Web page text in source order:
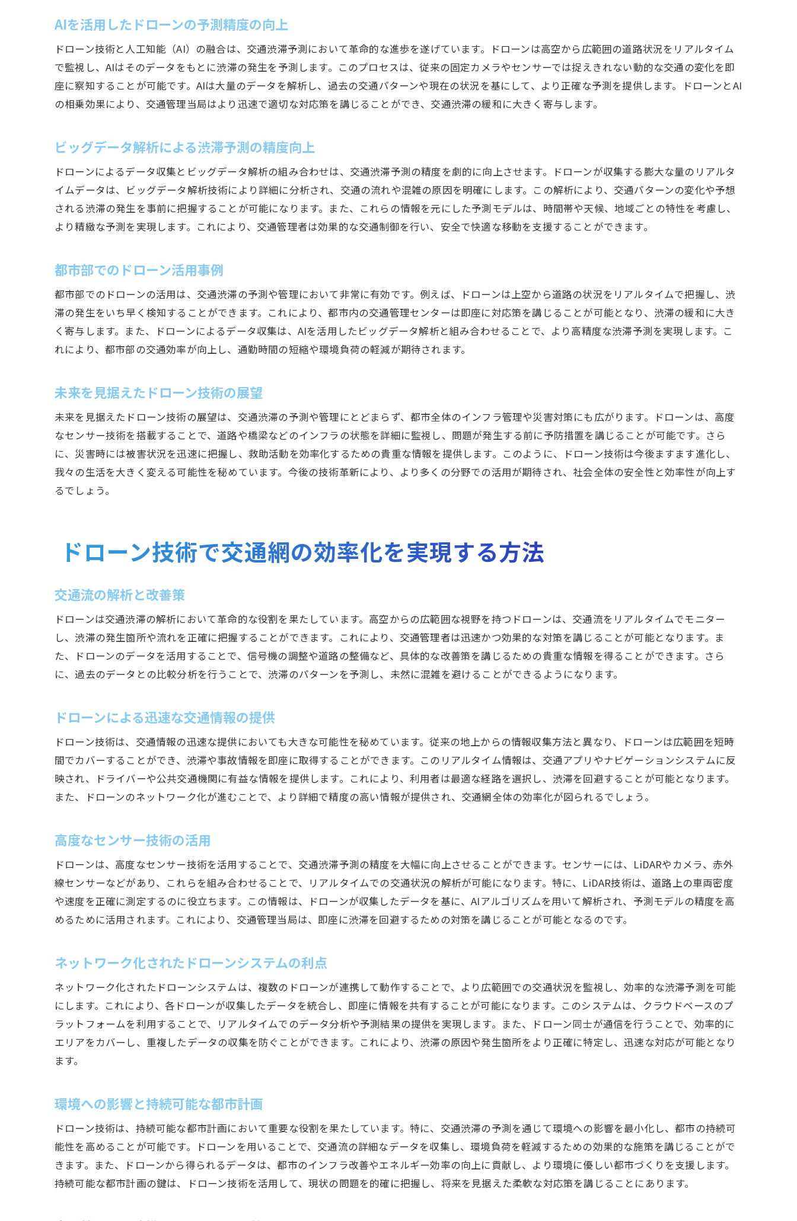
精密な地形データの取得と利用
過去のデータを活かした予測モデル
最新技術導入による予測能力の強化
ドローンが交通渋滞を解消する未来への一歩
将来的な技術発展とその展望
スマートシティへの道を開くドローン
持続可能な発展を目指した取り組み
ドローンを活用した交通情報の革新的管理手法
交通データのリアルタイム配信
市民との協力による情報精度の向上
革新的テクノロジーの交通管理への応用
渋滞予測におけるドローンの技術的進展とその影響
セキュリティとプライバシーの確保
ドローンが交通網の未来をどのように変えるのか
都市計画におけるドローンの役割
地方都市におけるドローン活用の可能性
新たな交通エコシステムの形成
国際競争力強化のカギとなる技術革新
AIを活用したドローンの予測精度の向上
ドローン技術と人工知能（AI）の融合は、交通渋滞予測において革命的な進歩を遂げています。ドローンは高空から広範囲の道路状況をリアルタイム
で監視し、AIはそのデータをもとに渋滞の発生を予測します。このプロセスは、従来の固定カメラやセンサーでは捉えきれない動的な交通の変化を即
座に察知することが可能です。AIは大量のデータを解析し、過去の交通パターンや現在の状況を基にして、より正確な予測を提供します。ドローンとAI
の相乗効果により、交通管理当局はより迅速で適切な対応策を講じることができ、交通渋滞の緩和に大きく寄与します。
ビッグデータ解析による渋滞予測の精度向上
ドローンによるデータ収集とビッグデータ解析の組み合わせは、交通渋滞予測の精度を劇的に向上させます。ドローンが収集する膨大な量のリアルタ
イムデータは、ビッグデータ解析技術により詳細に分析され、交通の流れや混雑の原因を明確にします。この解析により、交通パターンの変化や予想
される渋滞の発生を事前に把握することが可能になります。また、これらの情報を元にした予測モデルは、時間帯や天候、地域ごとの特性を考慮し、
より精緻な予測を実現します。これにより、交通管理者は効果的な交通制御を行い、安全で快適な移動を支援することができます。
都市部でのドローン活用事例
都市部でのドローンの活用は、交通渋滞の予測や管理において非常に有効です。例えば、ドローンは上空から道路の状況をリアルタイムで把握し、渋
滞の発生をいち早く検知することができます。これにより、都市内の交通管理センターは即座に対応策を講じることが可能となり、渋滞の緩和に大き
く寄与します。また、ドローンによるデータ収集は、AIを活用したビッグデータ解析と組み合わせることで、より高精度な渋滞予測を実現します。こ
れにより、都市部の交通効率が向上し、通勤時間の短縮や環境負荷の軽減が期待されます。
未来を見据えたドローン技術の展望
未来を見据えたドローン技術の展望は、交通渋滞の予測や管理にとどまらず、都市全体のインフラ管理や災害対策にも広がります。ドローンは、高度
なセンサー技術を搭載することで、道路や橋梁などのインフラの状態を詳細に監視し、問題が発生する前に予防措置を講じることが可能です。さら
に、災害時には被害状況を迅速に把握し、救助活動を効率化するための貴重な情報を提供します。このように、ドローン技術は今後ますます進化し、
我々の生活を大きく変える可能性を秘めています。今後の技術革新により、より多くの分野での活用が期待され、社会全体の安全性と効率性が向上す
るでしょう。
ドローン技術で交通網の効率化を実現する方法
交通流の解析と改善策
ドローンは交通渋滞の解析において革命的な役割を果たしています。高空からの広範囲な視野を持つドローンは、交通流をリアルタイムでモニター
し、渋滞の発生箇所や流れを正確に把握することができます。これにより、交通管理者は迅速かつ効果的な対策を講じることが可能となります。ま
た、ドローンのデータを活用することで、信号機の調整や道路の整備など、具体的な改善策を講じるための貴重な情報を得ることができます。さら
に、過去のデータとの比較分析を行うことで、渋滞のパターンを予測し、未然に混雑を避けることができるようになります。
ドローンによる迅速な交通情報の提供
ドローン技術は、交通情報の迅速な提供においても大きな可能性を秘めています。従来の地上からの情報収集方法と異なり、ドローンは広範囲を短時
間でカバーすることができ、渋滞や事故情報を即座に取得することができます。このリアルタイム情報は、交通アプリやナビゲーションシステムに反
映され、ドライバーや公共交通機関に有益な情報を提供します。これにより、利用者は最適な経路を選択し、渋滞を回避することが可能となります。
また、ドローンのネットワーク化が進むことで、より詳細で精度の高い情報が提供され、交通網全体の効率化が図られるでしょう。
高度なセンサー技術の活用
ドローンは、高度なセンサー技術を活用することで、交通渋滞予測の精度を大幅に向上させることができます。センサーには、LiDARやカメラ、赤外
線センサーなどがあり、これらを組み合わせることで、リアルタイムでの交通状況の解析が可能になります。特に、LiDAR技術は、道路上の車両密度
や速度を正確に測定するのに役立ちます。この情報は、ドローンが収集したデータを基に、AIアルゴリズムを用いて解析され、予測モデルの精度を高
めるために活用されます。これにより、交通管理当局は、即座に渋滞を回避するための対策を講じることが可能となるのです。
ネットワーク化されたドローンシステムの利点
ネットワーク化されたドローンシステムは、複数のドローンが連携して動作することで、より広範囲での交通状況を監視し、効率的な渋滞予測を可能
にします。これにより、各ドローンが収集したデータを統合し、即座に情報を共有することが可能になります。このシステムは、クラウドベースのプ
ラットフォームを利用することで、リアルタイムでのデータ分析や予測結果の提供を実現します。また、ドローン同士が通信を行うことで、効率的に
エリアをカバーし、重複したデータの収集を防ぐことができます。これにより、渋滞の原因や発生箇所をより正確に特定し、迅速な対応が可能となり
ます。
環境への影響と持続可能な都市計画
ドローン技術は、持続可能な都市計画において重要な役割を果たしています。特に、交通渋滞の予測を通じて環境への影響を最小化し、都市の持続可
能性を高めることが可能です。ドローンを用いることで、交通流の詳細なデータを収集し、環境負荷を軽減するための効果的な施策を講じることがで
きます。また、ドローンから得られるデータは、都市のインフラ改善やエネルギー効率の向上に貢献し、より環境に優しい都市づくりを支援します。
持続可能な都市計画の鍵は、ドローン技術を活用して、現状の問題を的確に把握し、将来を見据えた柔軟な対応策を講じることにあります。